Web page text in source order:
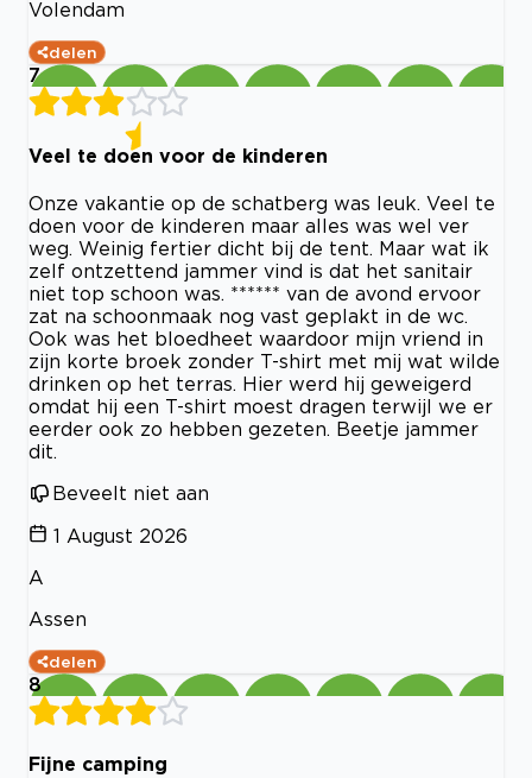
Volendam
delen
7
Veel te doen voor de kinderen
Onze vakantie op de schatberg was leuk. Veel te
doen voor de kinderen maar alles was wel ver
weg. Weinig fertier dicht bij de tent. Maar wat ik
zelf ontzettend jammer vind is dat het sanitair
niet top schoon was. ****** van de avond ervoor
zat na schoonmaak nog vast geplakt in de wc.
Ook was het bloedheet waardoor mijn vriend in
zijn korte broek zonder T-shirt met mij wat wilde
drinken op het terras. Hier werd hij geweigerd
omdat hij een T-shirt moest dragen terwijl we er
eerder ook zo hebben gezeten. Beetje jammer
dit.
Beveelt niet aan
1 August 2026
A
Assen
delen
8
Fijne camping